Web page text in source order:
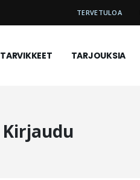
TERVETULOA
TARVIKKEET TARJOUKSIA
Kirjaudu